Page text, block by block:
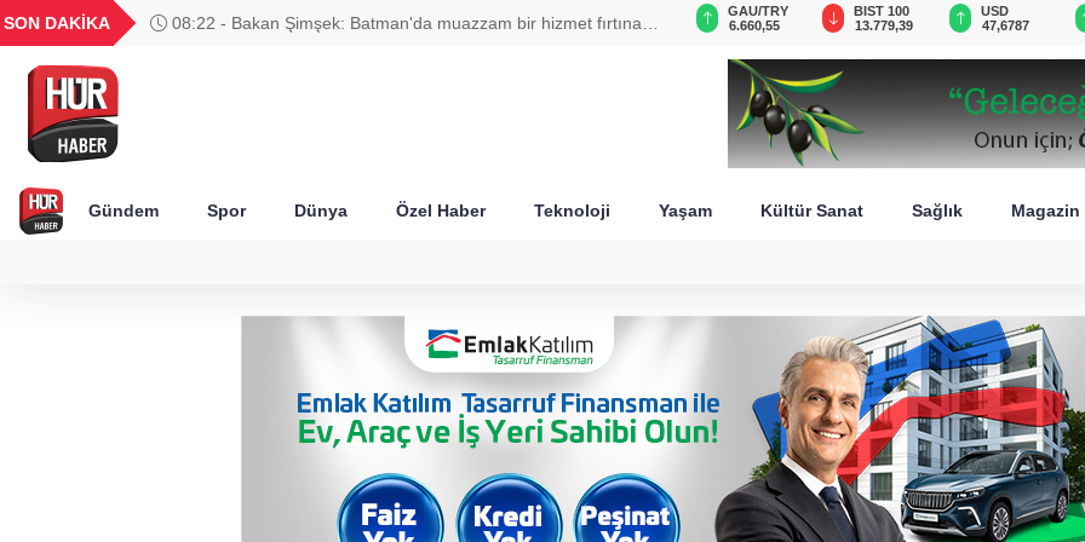
SON DAKİKA
08:22 - Bakan Şimşek: Batman'da muazzam bir hizmet fırtınası
UYU
1,1849
18,2677
16,3788
27,9743
0,0018
GAU/TRY
6.660,55
BIST 100
13.779,39
USD
47,6787
Gündem Spor Dünya Özel Haber Teknoloji Yaşam Kültür Sanat Sağlık Magazin